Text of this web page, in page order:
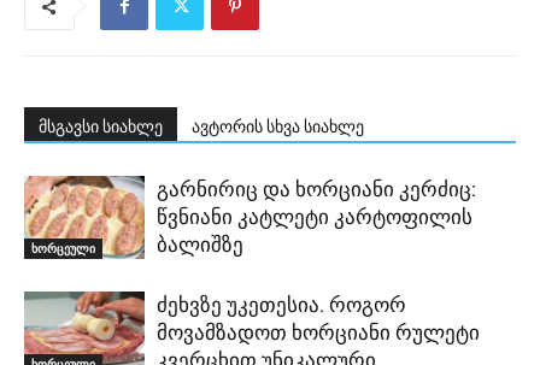
მსგავსი სიახლე ავტორის სხვა სიახლე
ხორცეული
გარნირიც და ხორციანი კერძიც:
წვნიანი კატლეტი კარტოფილის
ბალიშზე
ძეხვზე უკეთესია. როგორ
მოვამზადოთ ხორციანი რულეტი